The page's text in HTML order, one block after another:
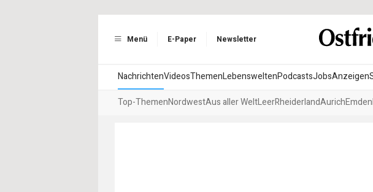
Menü E-Paper Newsletter
NachrichtenVideosThemenLebensweltenPodcastsJobsAnzeigen
Top-ThemenNordwestAus aller WeltLeerRheiderlandAurichEmden